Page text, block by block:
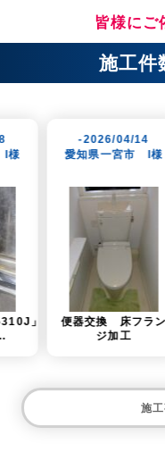
皆様にご
施工件
04/14
一宮市 I様
換 床フラン
ジ加工
-2026/
愛知県常
便器・タ
施